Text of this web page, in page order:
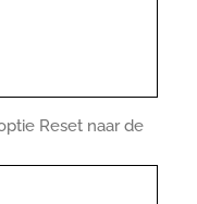
Reset naar de